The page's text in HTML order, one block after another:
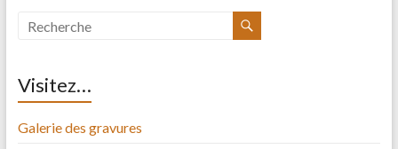
Visitez…
Galerie des gravures